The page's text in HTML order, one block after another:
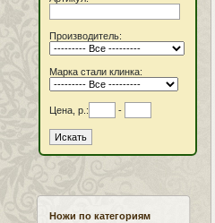
Производитель:
Марка стали клинка:
Цена, р.: -
Ножи по категориям